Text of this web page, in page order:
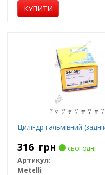
КУПИТИ
Циліндр гальмівний
316 грн
сьогодні
Артикул:
Metelli